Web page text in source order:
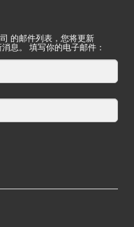
的邮件列表，您将更新
息。 填写你的电子邮件：